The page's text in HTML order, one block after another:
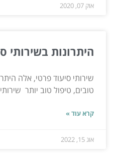
אוק 07, 2020
היתרונות בשירותי
שירותי סיעוד פרטי, אלה
טובים, טיפול טוב יותר
קרא עוד »
אוג 15, 2022